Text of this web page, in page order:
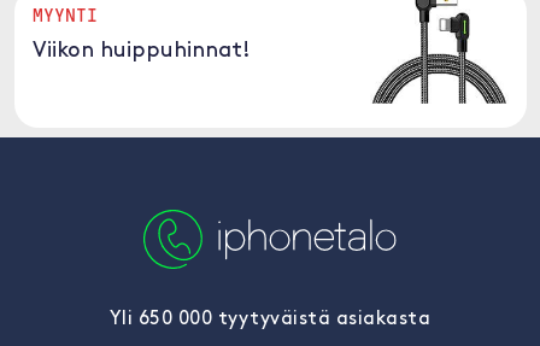
MYYNTI
Viikon huippuhinnat!
Yli 650 000 tyytyväistä asiakasta